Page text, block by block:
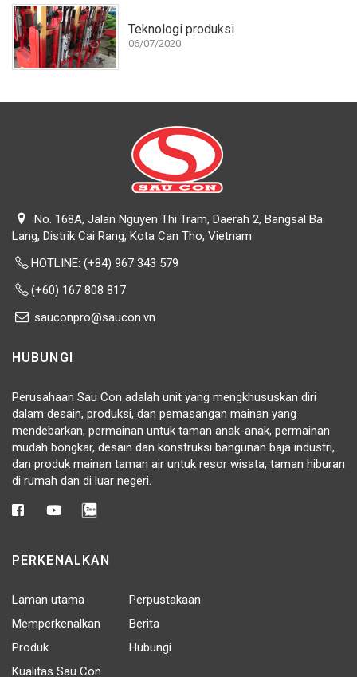
Teknologi produksi
06/07/2020
No. 168A, Jalan Nguyen Thi Tram, Daerah 2, Bangsal Ba ​​
Lang, Distrik Cai Rang, Kota Can Tho, Vietnam
HOTLINE:(+84) 967 343 579
(+60) 167 808 817
sauconpro@saucon.vn
HUBUNGI
Perusahaan Sau Con adalah unit yang mengkhususkan diri
dalam desain, produksi, dan pemasangan mainan yang
mendebarkan, permainan untuk taman anak-anak, permainan
mudah bongkar, desain dan konstruksi bangunan baja industri,
dan produk mainan taman air untuk resor wisata, taman hiburan
di rumah dan di luar negeri.
PERKENALKAN
Laman utama
Memperkenalkan
Produk
Kualitas Sau Con
Perpustakaan
Berita
Hubungi